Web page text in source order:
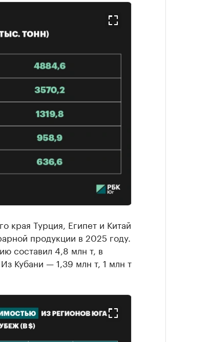
края Турция, Египет и Китай
продукции в 2025 году.
составил 4,8 млн т, в
Кубани — 1,39 млн т, 1 млн т